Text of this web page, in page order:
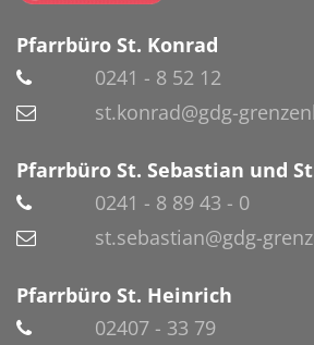
Pfarrbüro St. Konrad
0241 - 8 52 12
st.konrad@gdg-
Pfarrbüro St. Sebastian und
0241 - 8 89 43 - 0
st.sebastian@gdg-
Pfarrbüro St. Heinrich
02407 - 33 79